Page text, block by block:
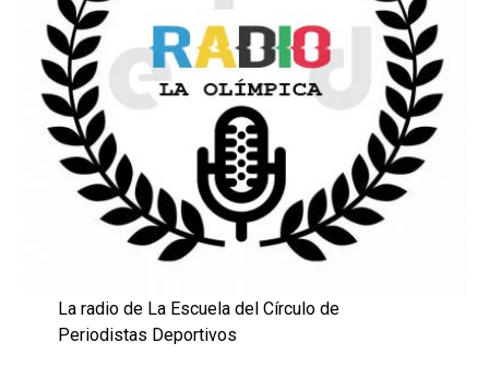
La radio de La Escuela del Círculo de
Periodistas Deportivos